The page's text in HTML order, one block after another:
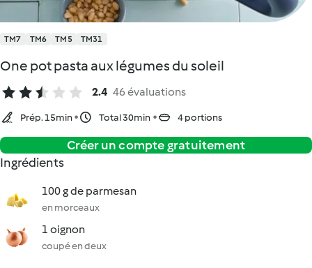
TM7 TM6 TM5 TM31
One pot pasta aux légumes du soleil
2.4 46 évaluations
Prép. 15min Total 30min 4 portions
Créer un compte gratuitement
Ingrédients
100 g de parmesan
en morceaux
1 oignon
coupé en deux